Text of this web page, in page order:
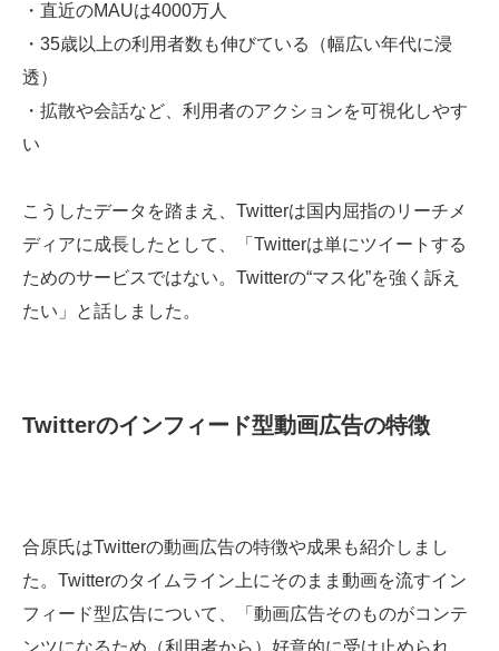
・直近のMAUは4000万人
・35歳以上の利用者数も伸びている（幅広い年代に浸
透）
・拡散や会話など、利用者のアクションを可視化しやす
い
こうしたデータを踏まえ、Twitterは国内屈指のリーチメ
ディアに成長したとして、「Twitterは単にツイートする
ためのサービスではない。Twitterの“マス化”を強く訴え
たい」と話しました。
Twitterのインフィード型動画広告の特徴
合原氏はTwitterの動画広告の特徴や成果も紹介しまし
た。Twitterのタイムライン上にそのまま動画を流すイン
フィード型広告について、「動画広告そのものがコンテ
ンツになるため（利用者から）好意的に受け止められ